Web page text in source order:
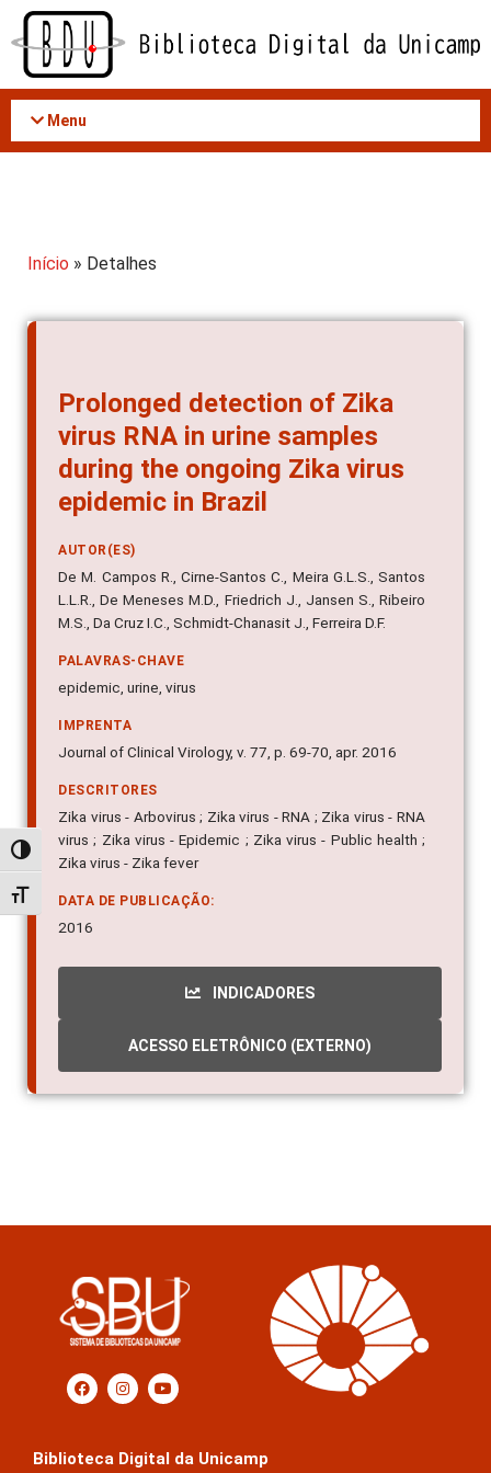
Acessar
conteúdo
Alternar alto contraste
Alternar tamanho da fonte
Menu
Início » Detalhes
Prolonged detection of Zika
virus RNA in urine samples
during the ongoing Zika virus
epidemic in Brazil
AUTOR(ES)
De M. Campos R., Cirne-Santos C., Meira G.L.S., Santos
L.L.R., De Meneses M.D., Friedrich J., Jansen S., Ribeiro
M.S., Da Cruz I.C., Schmidt-Chanasit J., Ferreira D.F.
PALAVRAS-CHAVE
epidemic, urine, virus
IMPRENTA
Journal of Clinical Virology, v. 77, p. 69-70, apr. 2016
DESCRITORES
Zika virus - Arbovirus ; Zika virus - RNA ; Zika virus - RNA
virus ; Zika virus - Epidemic ; Zika virus - Public health ;
Zika virus - Zika fever
DATA DE PUBLICAÇÃO:
2016
INDICADORES
ACESSO ELETRÔNICO (EXTERNO)
Biblioteca Digital da Unicamp